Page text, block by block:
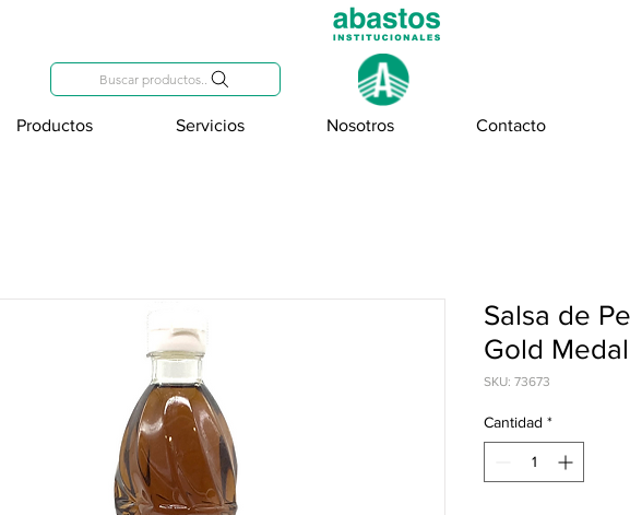
Buscar productos..
Productos Servicios Nosotros Contacto
Salsa de
Gold Medal
SKU: 73673
Cantidad *